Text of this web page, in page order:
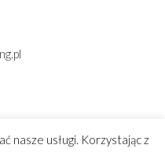
nasze usługi. Korzystając z